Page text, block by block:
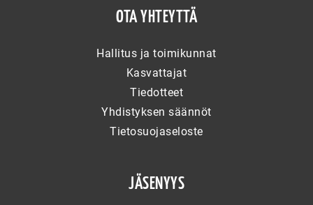
OTA YHTEYTTÄ
Hallitus ja toimikunnat
Kasvattajat
Tiedotteet
Yhdistyksen säännöt
Tietosuojaseloste
JÄSENYYS